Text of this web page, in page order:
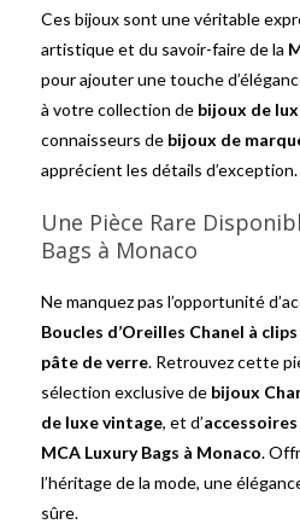
Ces bijoux sont une véritable
artistique et du savoir-faire de la
pour ajouter une touche
à votre collection de bijoux de
connaisseurs de bijoux de
apprécient les détails d’exception.
Une Pièce Rare
Bags à Monaco
Ne manquez pas l’opportunité
Boucles d’Oreilles Chanel à
pâte de verre. Retrouvez cette
sélection exclusive de bijoux
de luxe vintage, et d’
MCA Luxury Bags à Monaco.
l’héritage de la mode, une
sûre.